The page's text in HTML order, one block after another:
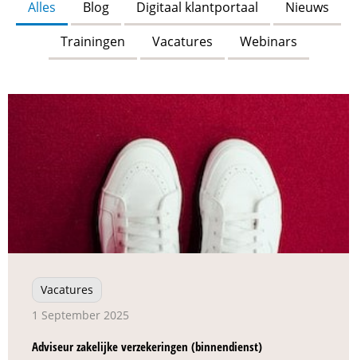
Alles Blog Digitaal klantportaal
Nieuws
Trainingen
Vacatures Webinars
Vacatures
1 September 2025
Adviseur zakelijke verzekeringen (binnendienst)